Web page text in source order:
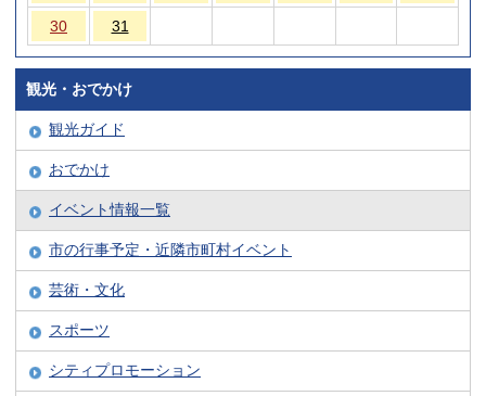
30 31
観光・おでかけ
観光ガイド
おでかけ
イベント情報一覧
市の行事予定・近隣市町村イベント
芸術・文化
スポーツ
シティプロモーション